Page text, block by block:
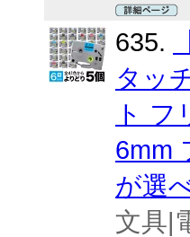
635.
タッ
ト
6mm
が選
文具|